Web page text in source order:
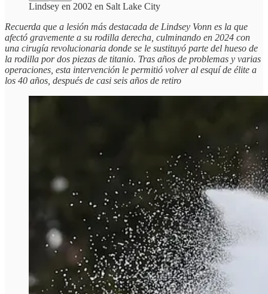
Lindsey en 2002 en Salt Lake City
Recuerda que a lesión más destacada de Lindsey Vonn es la que
afectó gravemente a su rodilla derecha, culminando en 2024 con
una cirugía revolucionaria donde se le sustituyó parte del hueso de
la rodilla por dos piezas de titanio. Tras años de problemas y varias
operaciones, esta intervención le permitió volver al esquí de élite a
los 40 años, después de casi seis años de retiro